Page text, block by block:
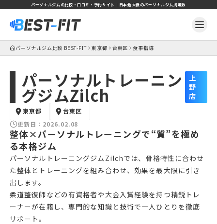
パーソナルジムの比較・口コミ・予約サイト｜日本最大級のパーソナルジム掲載数
パーソナルジム比較 BEST-FIT 東京都 台東区 食事指導
パーソナルトレーニン
グジムZilch
上
野
店
東京都
台東区
更新日： 2026.02.08
整体×パーソナルトレーニングで“質”を極め
る本格ジム
パーソナルトレーニングジムZilchでは、骨格特性に合わせ
た整体とトレーニングを組み合わせ、効果を最大限に引き
出します。
柔道整復師などの有資格者や大会入賞経験を持つ精鋭トレ
ーナーが在籍し、専門的な知識と技術で一人ひとりを徹底
サポート。